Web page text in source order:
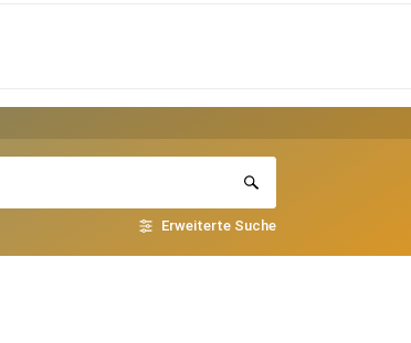
Erweiterte Suche